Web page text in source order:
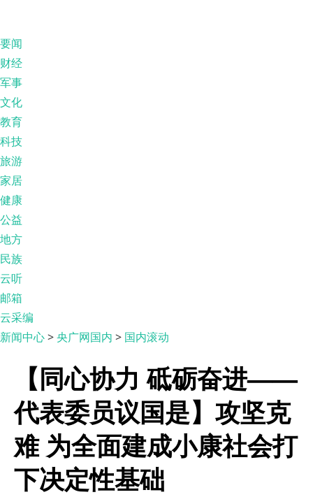
要闻
财经
军事
文化
教育
科技
旅游
家居
健康
公益
地方
民族
云听
邮箱
云采编
新闻中心>央广网国内 > 国内滚动
【同心协力 砥砺奋进——
代表委员议国是】攻坚克
难 为全面建成小康社会打
下决定性基础